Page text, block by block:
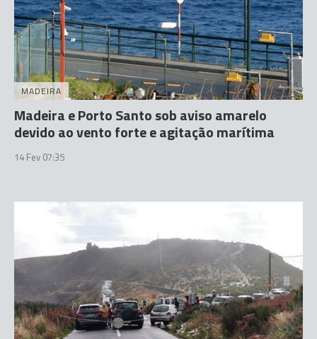
MADEIRA
Madeira e Porto Santo sob aviso amarelo
devido ao vento forte e agitação marítima
14 Fev 07:35